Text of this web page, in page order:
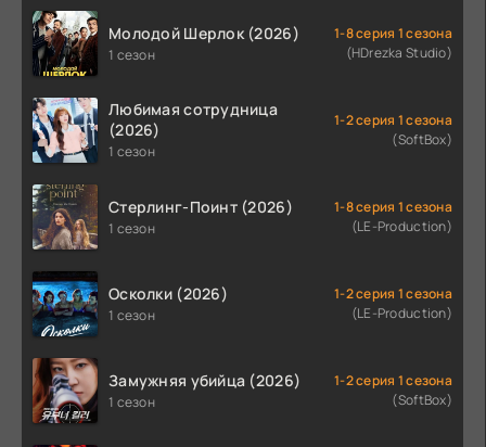
Молодой Шерлок (2026)
1 сезон
1-8 серия 1 сезона
(HDrezka Studio)
Любимая сотрудница
(2026)
1 сезон
1-2 серия 1 сезона
(SoftBox)
Стерлинг-Поинт (2026)
1 сезон
1-8 серия 1 сезона
(LE-Production)
Осколки (2026)
1 сезон
1-2 серия 1 сезона
(LE-Production)
Замужняя убийца (2026)
1 сезон
1-2 серия 1 сезона
(SoftBox)